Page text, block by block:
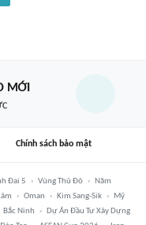
MỚI
Chính sách bảo mật
Đai 5 Vùng Thủ Đô
Năm
Oman Kim Sang-Sik
Mỹ
Bắc Ninh
Dự Án Đầu Tư Xây Dựng